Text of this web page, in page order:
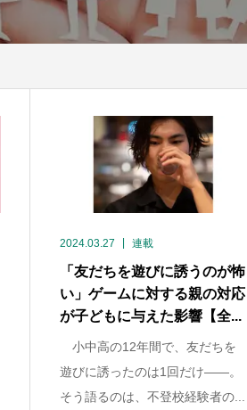
2024.03.27 連載
「友だちを遊びに誘うのが怖
い」ゲームに対する親の対応
が子どもに与えた影響【全...
小中高の12年間で、友だちを
遊びに誘ったのは1回だけ――。
そう語るのは、不登校経験者の...